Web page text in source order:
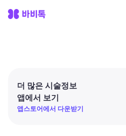
더 많은 시술정보
앱에서 보기
앱스토어에서 다운받기